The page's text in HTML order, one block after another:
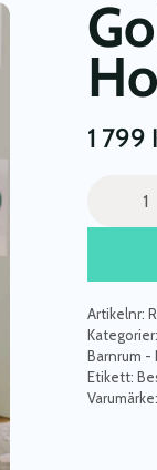
1 799
Rotunda
mängd
Artikelnr:
Kategorier:
Barnrum -
Etikett:
Varumärke: